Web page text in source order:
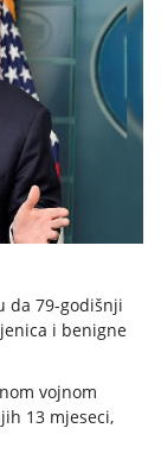
da 79-godišnji
i benigne
vojnom
13 mjeseci,